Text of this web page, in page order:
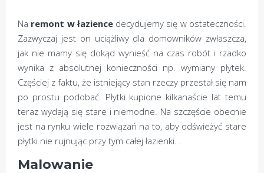
Na remont w łaziencedecydujemy się w ostateczności.
Zazwyczaj jest on uciążliwy dla domowników zwłaszcza,
jak nie mamy się dokąd wynieść na czas robót i rzadko
wynika z absolutnej konieczności np. wymiany płytek.
Częściej z faktu, że istniejący stan rzeczy przestał się nam
po prostu podobać. Płytki kupione kilkanaście lat temu
teraz wydają się stare i niemodne. Na szczęście obecnie
jest na rynku wiele rozwiązań na to, aby odświeżyć stare
płytki nie rujnując przy tym całej łazienki. .
Malowanie